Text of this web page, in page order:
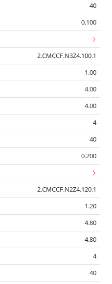
40
0.100
2.CMCCF.N3Z4.100.1
1.00
4.00
4.00
4
40
0.200
2.CMCCF.N2Z4.120.1
1.20
4.80
4.80
4
40